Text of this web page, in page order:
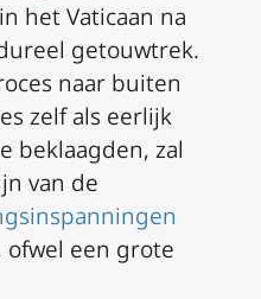
het Vaticaan na
getouwtrek.
naar buiten
zelf als eerlijk
beklaagden, zal
van de
ofwel een grote